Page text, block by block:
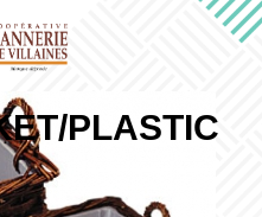
PLASTIC